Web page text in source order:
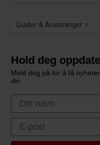
Guider & Anvisninger
Hold deg
Meld deg på for å få
din
First Name
Email